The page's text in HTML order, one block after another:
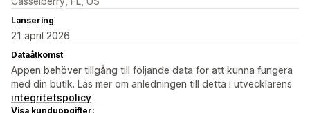
Lansering
21 april 2026
Dataåtkomst
Appen behöver tillgång till följande data för att kunna fungera
med din butik. Läs mer om anledningen till detta i utvecklarens
integritetspolicy .
Visa kunduppgifter: